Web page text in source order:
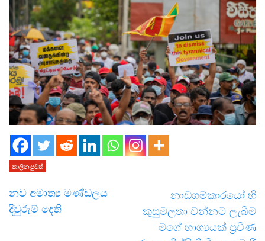
කාලීන පුවත්
නව අමාත්‍ය මණ්ඩලය
දිවුරුම් දෙති
නාඩගම්කාරයෝ හි
කුසුමලතා වන්නට ලැබීම
මගේ භාග්‍යයක් ප්‍රවීණ